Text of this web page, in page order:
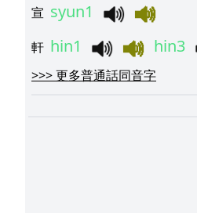
宣 syun1
軒 hin1 hin3
>>>更多普通話同音字